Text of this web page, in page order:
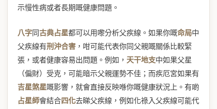
示慢性病或者長期嘅健康問題。
八字同古典占星都可以用嚟分析父疾線。如果你嘅命局中
父疾線有刑沖合害 ，咁可能代表你同父親嘅關係比較緊
張，或者健康容易出問題。例如， 天干地支中如果父星
（偏財）受克，可能暗示父親運勢不佳；而疾厄宮如果有
吉星煞星嘅影響，就會直接反映喺你嘅健康狀況上。有啲
占星師會結合四化去睇父疾線，例如化祿入父疾線可能代